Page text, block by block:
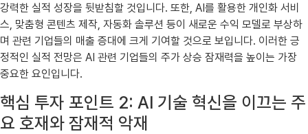
강력한 실적 성장을 뒷받침할 것입니다. 또한, AI를 활용한 개인화 서비
스, 맞춤형 콘텐츠 제작, 자동화 솔루션 등이 새로운 수익 모델로 부상하
며 관련 기업들의 매출 증대에 크게 기여할 것으로 보입니다. 이러한 긍
정적인 실적 전망은 AI 관련 기업들의 주가 상승 잠재력을 높이는 가장
중요한 요인입니다.
핵심 투자 포인트 2: AI 기술 혁신을 이끄는 주
요 호재와 잠재적 악재